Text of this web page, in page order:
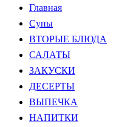
Главная
Супы
ВТОРЫЕ БЛЮДА
САЛАТЫ
ЗАКУСКИ
ДЕСЕРТЫ
ВЫПЕЧКА
НАПИТКИ